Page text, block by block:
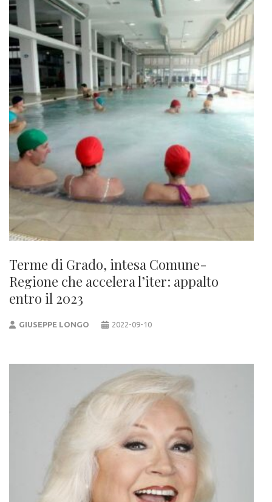
Terme di Grado, intesa Comune-
Regione che accelera l’iter: appalto
entro il 2023
GIUSEPPE LONGO 2022-09-10